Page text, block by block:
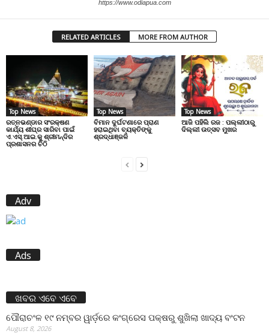
https://www.odiapua.com
RELATED ARTICLES MORE FROM AUTHOR
Top News
ରତ୍ନଭଣ୍ଡାର ସଂରକ୍ଷଣ
କାର୍ଯ୍ୟ ଶୀଘ୍ର ସାରିବା ପାଇଁ
ଏ.ଏସ୍.ଆଇ.କୁ ଶ୍ରୀମନ୍ଦିର
ପ୍ରଶାସନର ଚିଠି
Top News
ବିମାନ ଦୁର୍ଘଟଣାରେ ପ୍ରାଣ
ହରାଇଥିବା ବ୍ୟକ୍ତିଙ୍କୁ
ଶ୍ରଦ୍ଧାଞ୍ଜଳି
Top News
ଆଜି ପହିଲି ରଜ : ପଲ୍ଲୀଠାରୁ
ଦିଲ୍ଲୀ ଉତ୍ସବ ମୁଖର
Adv
Ads
ଖବର ଏବେ ଏବେ
ପୌରାଚଂଳ ୧୯ ନମ୍ବର ୱାର୍ଡ଼ରେ କଂଗ୍ରେସ ପକ୍ଷରୁ ଶୁଖିଲା ଖାଦ୍ୟ ବଂଟନ
August 8, 2026